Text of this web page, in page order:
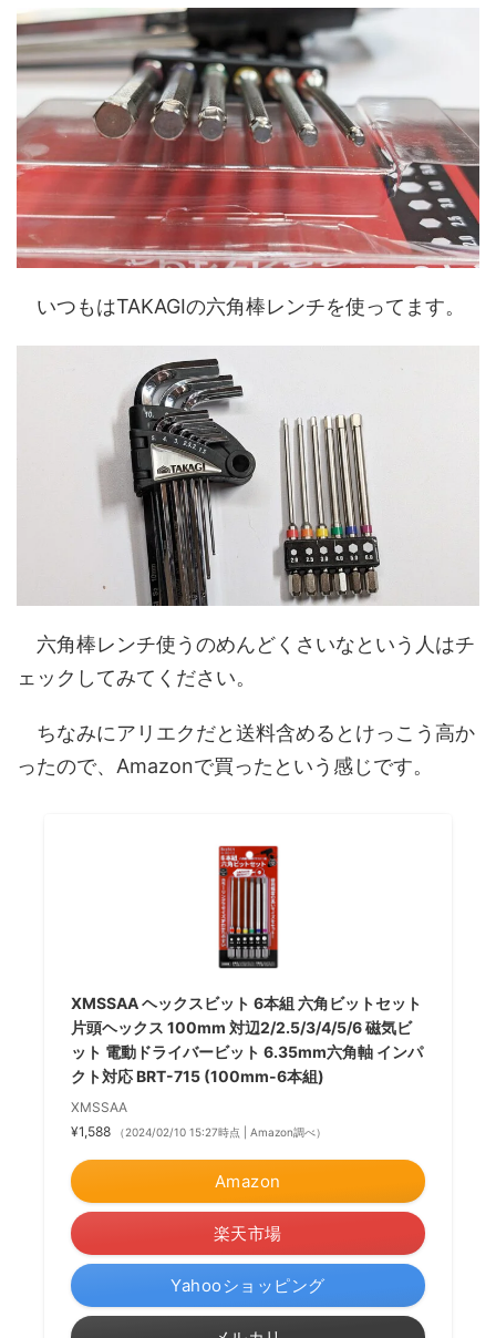
いつもはTAKAGIの六角棒レンチを使ってます。
六角棒レンチ使うのめんどくさいなという人はチ
ェックしてみてください。
ちなみにアリエクだと送料含めるとけっこう高か
ったので、Amazonで買ったという感じです。
XMSSAA ヘックスビット 6本組 六角ビットセット
片頭ヘックス 100mm 対辺2/2.5/3/4/5/6 磁気ビ
ット 電動ドライバービット 6.35mm六角軸 インパ
クト対応 BRT-715 (100mm-6本組)
XMSSAA
¥1,588
（2024/02/10 15:27時点 | Amazon調べ）
Amazon
楽天市場
Yahooショッピング